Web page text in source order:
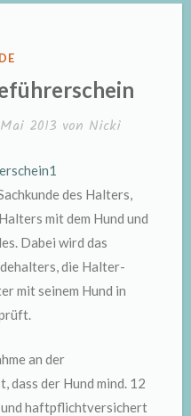
2013 von Nicki
des Halters,
mit dem Hund und
Dabei wird das
die Halter-
mit seinem Hund in
an der
dass der Hund mind. 12
haftpflichtversichert